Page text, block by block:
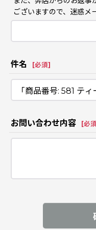
ございますので、迷惑メ
件名 [必須]
お問い合わせ内容 [必須